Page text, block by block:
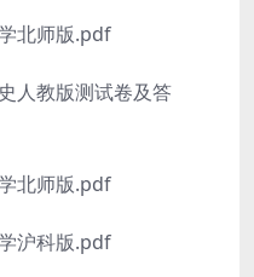
北师版.pdf
人教版测试卷及答
北师版.pdf
沪科版.pdf